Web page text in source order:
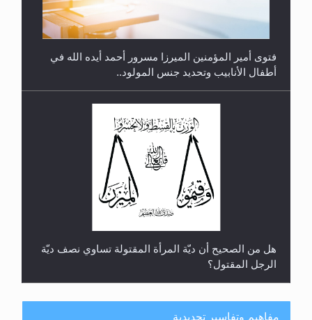
فتوى أمير المؤمنين الميرزا مسرور أحمد أيده الله في
أطفال الأنابيب وتحديد جنس المولود..
هل من الصحيح أن ديّة المرأة المقتولة تساوي نصف ديّة
الرجل المقتول؟
مفاهيم وتفاسير تجديدية